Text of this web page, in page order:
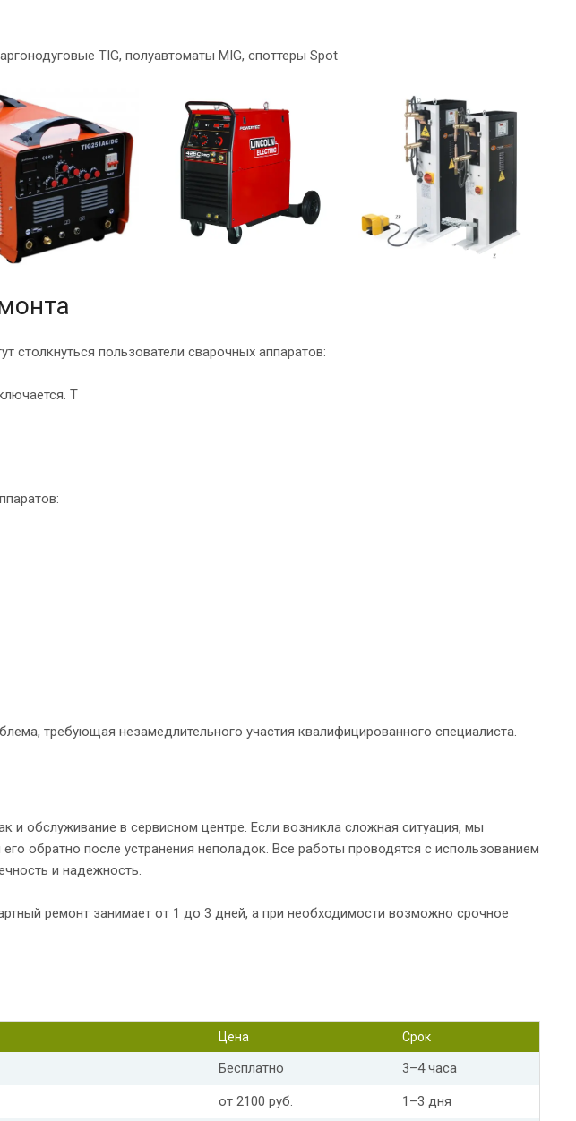
TIG, полуавтоматы MIG, споттеры Spot
пользователи сварочных аппаратов:
Т
требующая незамедлительного участия квалифицированного специалиста.
и обслуживание в сервисном центре. Если возникла сложная ситуация, мы
обратно после устранения неполадок. Все работы проводятся с использованием
и надежность.
ремонт занимает от 1 до 3 дней, а при необходимости возможно срочное
Цена Срок
Бесплатно 3–4 часа
от 2100 руб. 1–3 дня